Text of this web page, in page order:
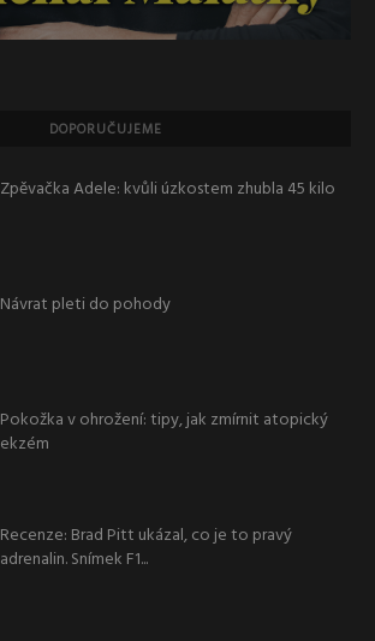
DOPORUČUJEME
Zpěvačka Adele: kvůli úzkostem zhubla 45 kilo
Návrat pleti do pohody
Pokožka v ohrožení: tipy, jak zmírnit atopický
ekzém
Recenze: Brad Pitt ukázal, co je to pravý
adrenalin. Snímek F1...